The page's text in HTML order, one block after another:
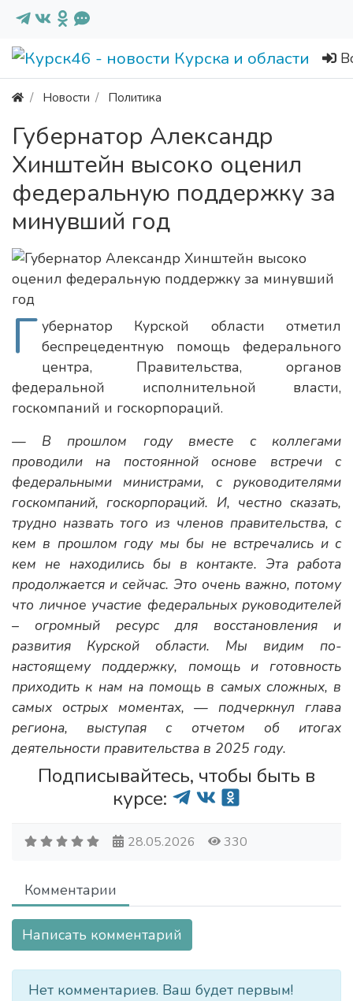
Новости Политика
Губернатор Александр
Хинштейн высоко оценил
федеральную поддержку за
минувший год
Г убернатор Курской области отметил
беспрецедентную помощь федерального
центра, Правительства, органов
федеральной исполнительной власти,
госкомпаний и госкорпораций.
— В прошлом году вместе с коллегами
проводили на постоянной основе встречи с
федеральными министрами, с руководителями
госкомпаний, госкорпораций. И, честно сказать,
трудно назвать того из членов правительства, с
кем в прошлом году мы бы не встречались и с
кем не находились бы в контакте. Эта работа
продолжается и сейчас. Это очень важно, потому
что личное участие федеральных руководителей
– огромный ресурс для восстановления и
развития Курской области. Мы видим по-
настоящему поддержку, помощь и готовность
приходить к нам на помощь в самых сложных, в
самых острых моментах, — подчеркнул глава
региона, выступая с отчетом об итогах
деятельности правительства в 2025 году.
Подписывайтесь, чтобы быть в
курсе:
28.05.2026 330
Комментарии
Написать комментарий
Нет комментариев. Ваш будет первым!